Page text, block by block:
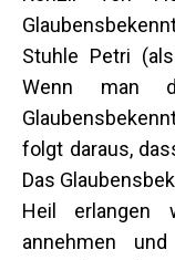
Stuhle Petri (als
Wenn man
folgt daraus,
Das
Heil erlangen
annehmen